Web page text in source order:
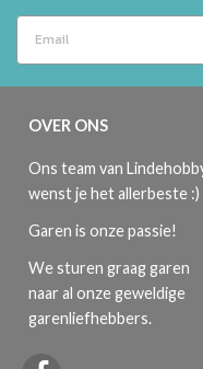
OVER ONS
Ons team van
wenst je het allerbeste :)
Garen is onze passie!
We sturen graag garen
naar al onze geweldige
garenliefhebbers.